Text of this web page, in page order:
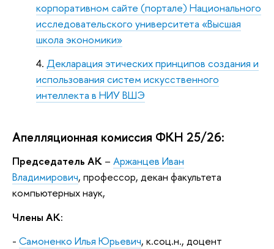
корпоративном сайте (портале) Национального
исследовательского университета «Высшая
школа экономики»
Декларация этических принципов создания и
использования систем искусственного
интеллекта в НИУ ВШЭ
Апелляционная комиссия ФКН 25/26:
Председатель АК – Аржанцев Иван
Владимирович, профессор, декан факультета
компьютерных наук,
Члены АК:
- Самоненко Илья Юрьевич, к.соц.н., доцент